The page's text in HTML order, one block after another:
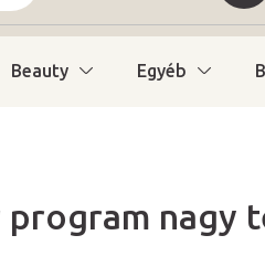
Beauty Egyéb
program nagy